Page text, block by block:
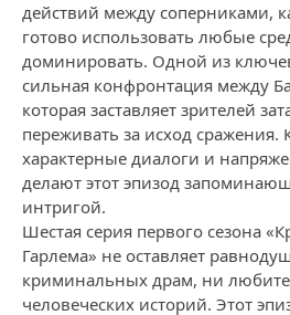
действий между соперниками,
готово использовать любые
доминировать. Одной из
сильная конфронтация между
которая заставляет зрителей
переживать за исход сражения.
характерные диалоги и
делают этот эпизод
интригой.
Шестая серия первого сезона
Гарлема» не оставляет
криминальных драм, ни
человеческих историй. Этот